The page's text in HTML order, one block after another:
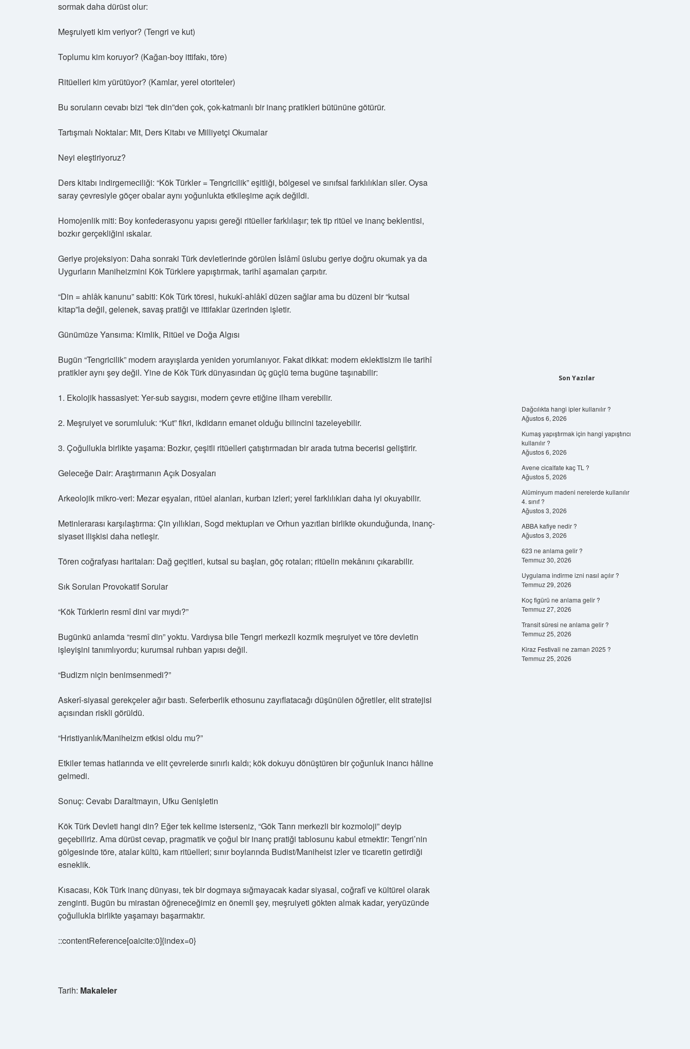
sormak daha dürüst olur:
Meşruiyeti kim veriyor? (Tengri ve kut)
Toplumu kim koruyor? (Kağan-boy ittifakı, töre)
Ritüelleri kim yürütüyor? (Kamlar, yerel otoriteler)
Bu soruların cevabı bizi “tek din”den çok, çok-katmanlı bir inanç pratikleri bütününe götürür.
Tartışmalı Noktalar: Mit, Ders Kitabı ve Milliyetçi Okumalar
Neyi eleştiriyoruz?
Ders kitabı indirgemeciliği: “Kök Türkler = Tengricilik” eşitliği, bölgesel ve sınıfsal farklılıkları siler. Oysa
saray çevresiyle göçer obalar aynı yoğunlukta etkileşime açık değildi.
Homojenlik miti: Boy konfederasyonu yapısı gereği ritüeller farklılaşır; tek tip ritüel ve inanç beklentisi,
bozkır gerçekliğini ıskalar.
Geriye projeksiyon: Daha sonraki Türk devletlerinde görülen İslâmî üslubu geriye doğru okumak ya da
Uygurların Maniheizmini Kök Türklere yapıştırmak, tarihî aşamaları çarpıtır.
“Din = ahlâk kanunu” sabiti: Kök Türk töresi, hukukî-ahlâkî düzen sağlar ama bu düzeni bir “kutsal
kitap”la değil, gelenek, savaş pratiği ve ittifaklar üzerinden işletir.
Günümüze Yansıma: Kimlik, Ritüel ve Doğa Algısı
Bugün “Tengricilik” modern arayışlarda yeniden yorumlanıyor. Fakat dikkat: modern eklektisizm ile tarihî
pratikler aynı şey değil. Yine de Kök Türk dünyasından üç güçlü tema bugüne taşınabilir:
1. Ekolojik hassasiyet: Yer-sub saygısı, modern çevre etiğine ilham verebilir.
2. Meşruiyet ve sorumluluk: “Kut” fikri, ikdidarın emanet olduğu bilincini tazeleyebilir.
3. Çoğullukla birlikte yaşama: Bozkır, çeşitli ritüelleri çatıştırmadan bir arada tutma becerisi geliştirir.
Geleceğe Dair: Araştırmanın Açık Dosyaları
Arkeolojik mikro-veri: Mezar eşyaları, ritüel alanları, kurban izleri; yerel farklılıkları daha iyi okuyabilir.
Metinlerarası karşılaştırma: Çin yıllıkları, Sogd mektupları ve Orhun yazıtları birlikte okunduğunda, inanç-
siyaset ilişkisi daha netleşir.
Tören coğrafyası haritaları: Dağ geçitleri, kutsal su başları, göç rotaları; ritüelin mekânını çıkarabilir.
Sık Sorulan Provokatif Sorular
“Kök Türklerin resmî dini var mıydı?”
Bugünkü anlamda “resmî din” yoktu. Vardıysa bile Tengri merkezli kozmik meşruiyet ve töre devletin
işleyişini tanımlıyordu; kurumsal ruhban yapısı değil.
“Budizm niçin benimsenmedi?”
Askerî-siyasal gerekçeler ağır bastı. Seferberlik ethosunu zayıflatacağı düşünülen öğretiler, elit stratejisi
açısından riskli görüldü.
“Hristiyanlık/Maniheizm etkisi oldu mu?”
Etkiler temas hatlarında ve elit çevrelerde sınırlı kaldı; kök dokuyu dönüştüren bir çoğunluk inancı hâline
gelmedi.
Sonuç: Cevabı Daraltmayın, Ufku Genişletin
Kök Türk Devleti hangi din? Eğer tek kelime isterseniz, “Gök Tanrı merkezli bir kozmoloji” deyip
geçebiliriz. Ama dürüst cevap, pragmatik ve çoğul bir inanç pratiği tablosunu kabul etmektir: Tengri’nin
gölgesinde töre, atalar kültü, kam ritüelleri; sınır boylarında Budist/Maniheist izler ve ticaretin getirdiği
esneklik.
Kısacası, Kök Türk inanç dünyası, tek bir dogmaya sığmayacak kadar siyasal, coğrafî ve kültürel olarak
zenginti. Bugün bu mirastan öğreneceğimiz en önemli şey, meşruiyeti gökten almak kadar, yeryüzünde
çoğullukla birlikte yaşamayı başarmaktır.
::contentReference[oaicite:0]{index=0}
Tarih: Makaleler
Son Yazılar
Dağcılıkta hangi ipler kullanılır ?
Ağustos 6, 2026
Kumaş yapıştırmak için hangi yapıştırıcı
kullanılır ?
Ağustos 6, 2026
Avene cicalfate kaç TL ?
Ağustos 5, 2026
Alüminyum madeni nerelerde kullanılır
4. sınıf ?
Ağustos 3, 2026
ABBA kafiye nedir ?
Ağustos 3, 2026
623 ne anlama gelir ?
Temmuz 30, 2026
Uygulama indirme izni nasıl açılır ?
Temmuz 29, 2026
Koç figürü ne anlama gelir ?
Temmuz 27, 2026
Transit süresi ne anlama gelir ?
Temmuz 25, 2026
Kiraz Festivali ne zaman 2025 ?
Temmuz 25, 2026